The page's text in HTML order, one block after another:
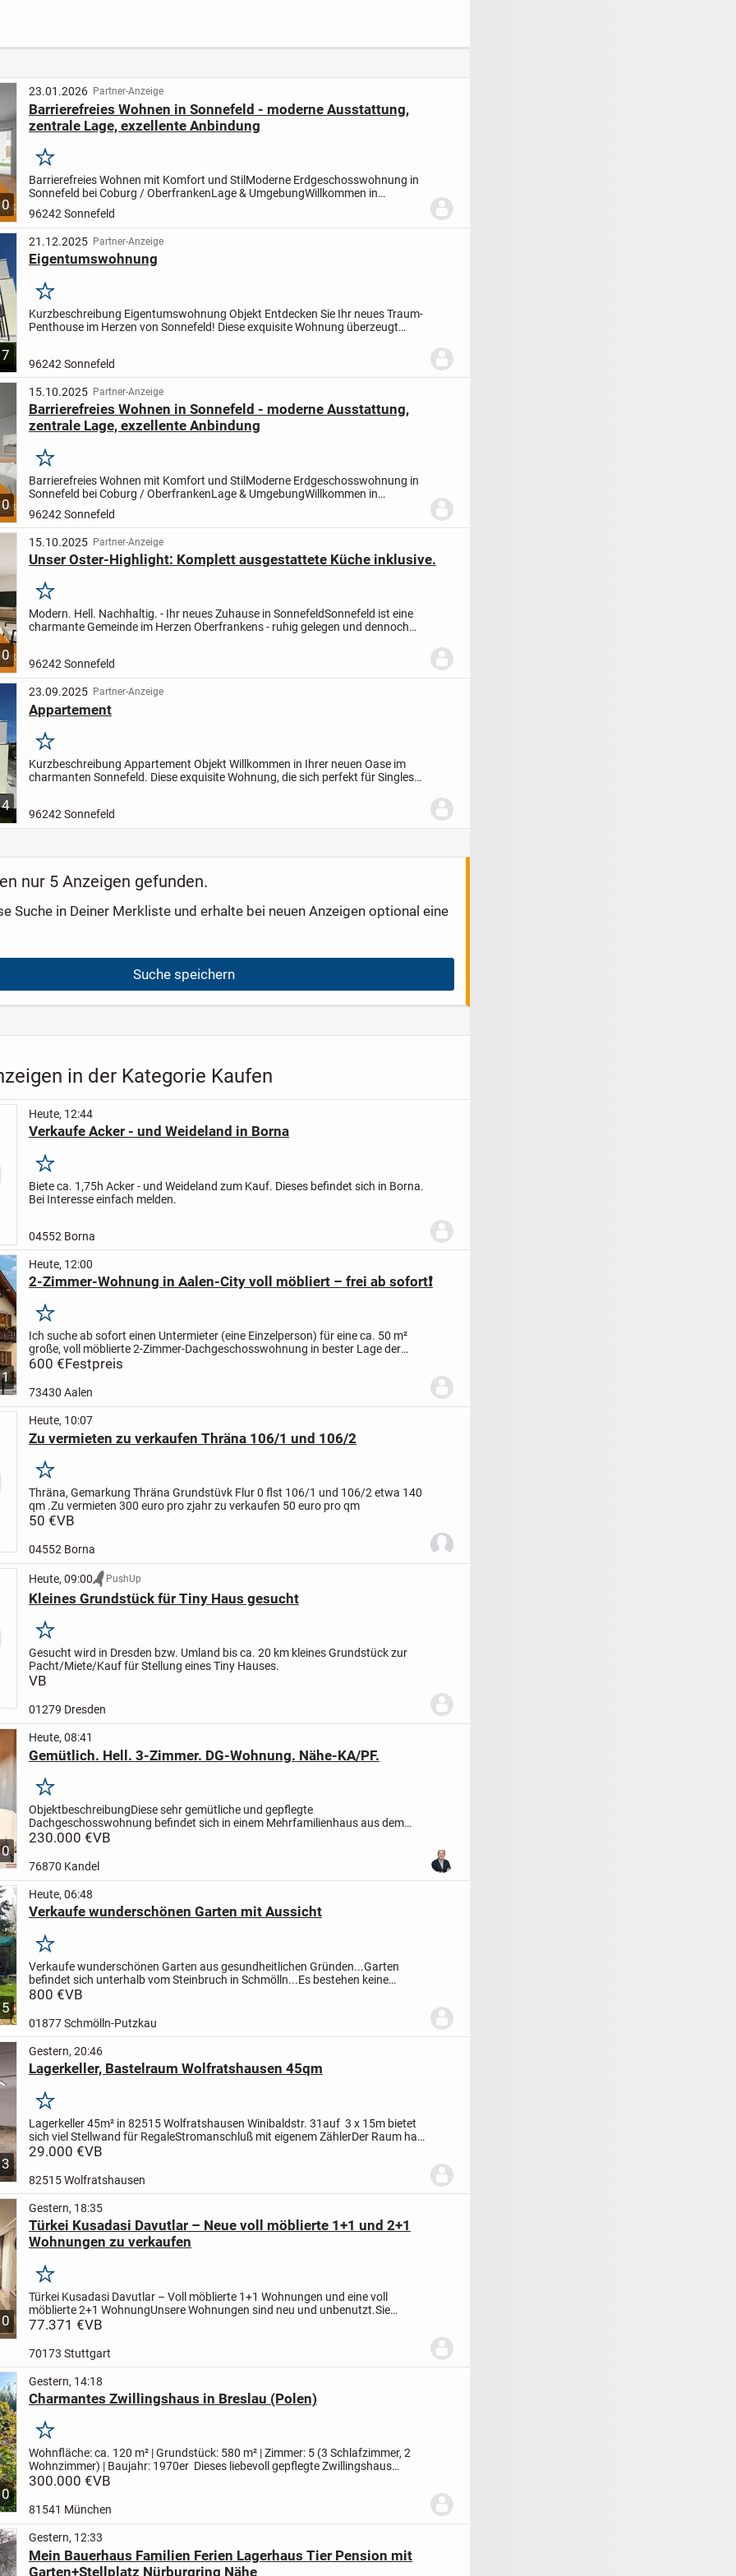
23.01.2026 Partner-Anzeige
Barrierefreies Wohnen in Sonnefeld - moderne Ausstattung,
zentrale Lage, exzellente Anbindung
Merken
Barrierefreies Wohnen mit Komfort und Stil Moderne Erdgeschosswohnung in
Sonnefeld bei Coburg / OberfrankenLage & UmgebungWillkommen in
Sonnefeld - einer charmanten Marktgemeinde, die ländliche...
96242 Sonnefeld
7
21.12.2025 Partner-Anzeige
Eigentumswohnung
Merken
Kurzbeschreibung Eigentumswohnung Objekt Entdecken Sie Ihr neues Traum-
Penthouse im Herzen von Sonnefeld! Diese exquisite Wohnung überzeugt
96242 Sonnefeld
15.10.2025 Partner-Anzeige
Barrierefreies Wohnen in Sonnefeld - moderne Ausstattung,
zentrale Lage, exzellente Anbindung
Merken
Barrierefreies Wohnen mit Komfort und Stil Moderne Erdgeschosswohnung in
Sonnefeld bei Coburg / OberfrankenLage & UmgebungWillkommen in
Sonnefeld - einer charmanten Marktgemeinde, die ländliche...
96242 Sonnefeld
15.10.2025 Partner-Anzeige
Unser Oster-Highlight: Komplett ausgestattete Küche inklusive.
Merken
Modern. Hell. Nachhaltig. - Ihr neues Zuhause in SonnefeldSonnefeld ist eine
charmante Gemeinde im Herzen Oberfrankens - ruhig gelegen und dennoch
96242 Sonnefeld
4
23.09.2025 Partner-Anzeige
Appartement
Merken
Kurzbeschreibung Appartement Objekt Willkommen in Ihrer neuen Oase im
charmanten Sonnefeld. Diese exquisite Wohnung, die sich perfekt für Singles
96242 Sonnefeld
nur 5 Anzeigen gefunden.
Suche in Deiner Merkliste und erhalte bei neuen Anzeigen optional eine
Suche speichern
in der Kategorie Kaufen
Heute, 12:44
Verkaufe Acker - und Weideland in Borna
Merken
Biete ca. 1,75h Acker - und Weideland zum Kauf. Dieses befindet sich in Borna.
Bei Interesse einfach melden.
04552 Borna
1
Heute, 12:00
2-Zimmer-Wohnung in Aalen-City voll möbliert – frei ab sofort❗️
Merken
Ich suche ab sofort einen Untermieter (eine Einzelperson) für eine ca. 50 m²
große, voll möblierte 2-Zimmer-Dachgeschosswohnung in bester Lage der
Aalen-City.Top-Lage
600 €Festpreis
73430 Aalen
Heute, 10:07
Zu vermieten zu verkaufen Thräna 106/1 und 106/2
Merken
Thräna, Gemarkung Thräna Grundstüvk Flur 0 flst 106/1 und 106/2 etwa 140
qm .Zu vermieten 300 euro pro zjahr zu verkaufen 50 euro pro qm
50 €VB
04552 Borna
Heute, 09:00 PushUp
Kleines Grundstück für Tiny Haus gesucht
Merken
Gesucht wird in Dresden bzw. Umland bis ca. 20 km kleines Grundstück zur
Pacht/Miete/Kauf für Stellung eines Tiny Hauses.
VB
01279 Dresden
Heute, 08:41
Gemütlich. Hell. 3-Zimmer. DG-Wohnung. Nähe-KA/PF.
Merken
ObjektbeschreibungDiese sehr gemütliche und gepflegte
Dachgeschosswohnung befindet sich in einem Mehrfamilienhaus aus dem
Jahr 1995 in ruhiger Wohnlage von Straubenhardt.
230.000 €VB
76870 Kandel
5
Heute, 06:48
Verkaufe wunderschönen Garten mit Aussicht
Merken
Verkaufe wunderschönen Garten aus gesundheitlichen Gründen...Garten
befindet sich unterhalb vom Steinbruch in Schmölln...Es bestehen keine
Anbaupflichten..!!
800 €VB
01877 Schmölln-Putzkau
3
Gestern, 20:46
Lagerkeller, Bastelraum Wolfratshausen 45qm
Merken
Lagerkeller 45m² in 82515 Wolfratshausen Winibaldstr. 31auf 3 x 15m bietet
sich viel Stellwand für RegaleStromanschluß mit eigenem ZählerDer Raum hat
2 Fenster, Zufahrt über die Tiefgarage...
29.000 €VB
82515 Wolfratshausen
Gestern, 18:35
Türkei Kusadasi Davutlar – Neue voll möblierte 1+1 und 2+1
Wohnungen zu verkaufen
Merken
Türkei Kusadasi Davutlar – Voll möblierte 1+1 Wohnungen und eine voll
möblierte 2+1 WohnungUnsere Wohnungen sind neu und unbenutzt.Sie
befinden sich in der Nähe von Supermärkten, dem Gesundheitszent...
77.371 €VB
70173 Stuttgart
Gestern, 14:18
Charmantes Zwillingshaus in Breslau (Polen)
Merken
Wohnfläche: ca. 120 m² | Grundstück: 580 m² | Zimmer: 5 (3 Schlafzimmer, 2
Wohnzimmer) | Baujahr: 1970er Dieses liebevoll gepflegte Zwillingshaus
(Doppelhaushälfte) aus den 1970er Jahren bietet auf...
300.000 €VB
81541 München
Gestern, 12:33
Mein Bauerhaus Familien Ferien Lagerhaus Tier Pension mit
Garten+Stellplatz Nürburgring Nähe